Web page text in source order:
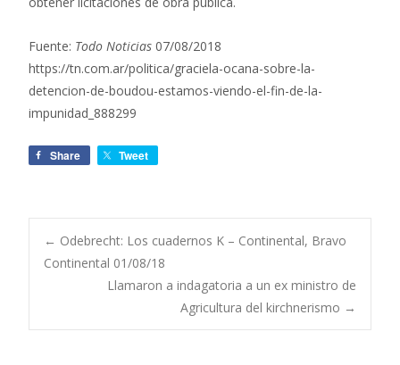
Fuente: Todo Noticias 07/08/2018
https://tn.com.ar/politica/graciela-ocana-sobre-la-
detencion-de-boudou-estamos-viendo-el-fin-de-la-
impunidad_888299
Share Tweet
Navegación de
entradas
← Odebrecht: Los cuadernos K – Continental, Bravo
Continental 01/08/18
Llamaron a indagatoria a un ex ministro de
Agricultura del kirchnerismo →